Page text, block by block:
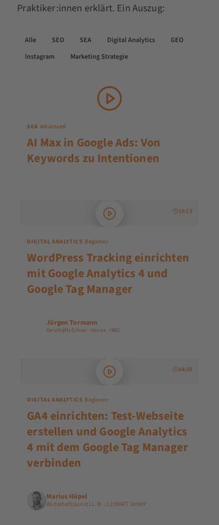
Praktiker:innen erklärt. Ein Auszug:
Alle SEO SEA Digital Analytics
GEO
Instagram
Marketing Strategie
SEA Advanced
AI Max in Google Ads: Von
Keywords zu Intentionen
19:23
DIGITAL ANALYTICS Beginner
WordPress Tracking einrichten
mit Google Analytics 4 und
Google Tag Manager
Jürgen Tormann
Geschäftsführer · Vesox - IWD
34:30
DIGITAL ANALYTICS Beginner
GA4 einrichten: Test-Webseite
erstellen und Google Analytics
4 mit dem Google Tag Manager
verbinden
Marius Hüpel
Wirtschaftsjurist LL.M. · 121WATT GmbH